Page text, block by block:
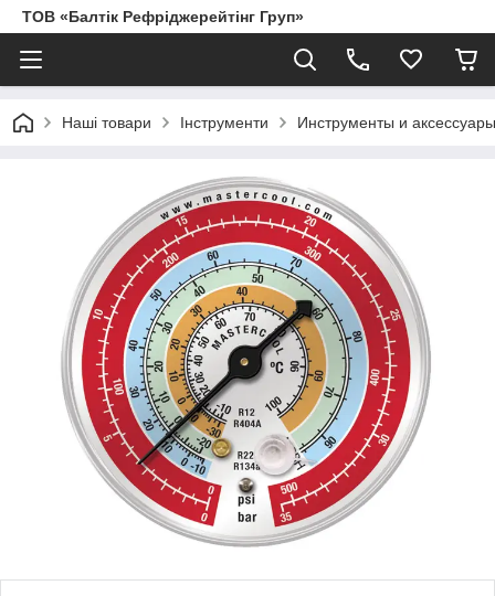
ТОВ «Балтік Рефріджерейтінг Груп»
Наші товари Інструменти Инструменты и